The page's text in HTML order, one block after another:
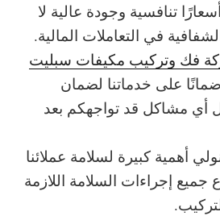
تنافسية وجودة عالية لا
في التعاملات المالية.
فك وتركيب مكيفات سبليت
على خدماتنا لضمان
أي مشاكل قد تواجهكم بعد
أهمية كبيرة لسلامة عملائنا
جميع إجراءات السلامة اللازمة